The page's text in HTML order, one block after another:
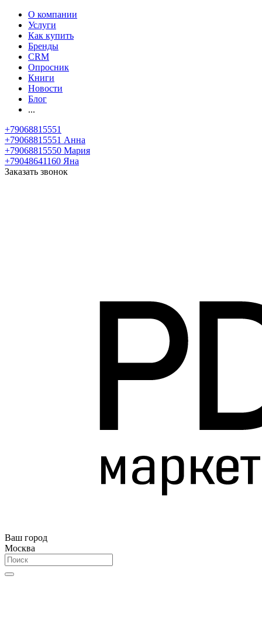
О компании
Услуги
Как купить
Бренды
CRM
Опросник
Книги
Новости
Блог
...
+79068815551
+79068815551 Анна
+79068815550 Мария
+79048641160 Яна
Заказать звонок
Ваш город
Москва